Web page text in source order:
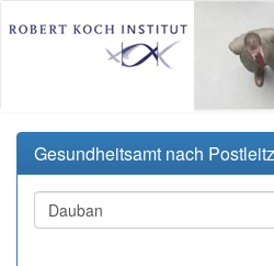
Gesundheitsamt nach